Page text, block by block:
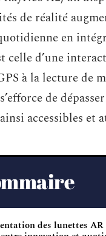
de réalité
en
celle d’une
à la lecture de
de
accessibles
des lunettes